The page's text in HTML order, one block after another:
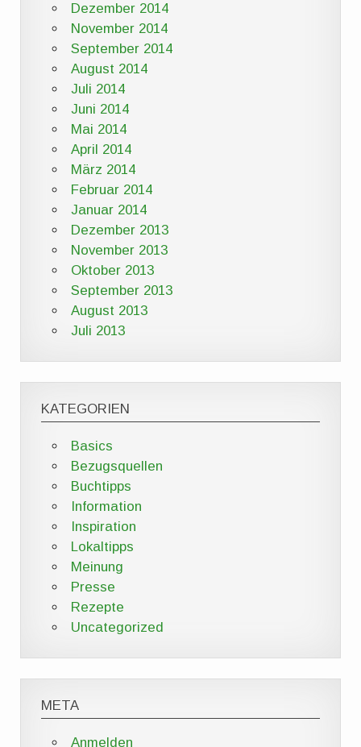
Dezember 2014
November 2014
September 2014
August 2014
Juli 2014
Juni 2014
Mai 2014
April 2014
März 2014
Februar 2014
Januar 2014
Dezember 2013
November 2013
Oktober 2013
September 2013
August 2013
Juli 2013
KATEGORIEN
Basics
Bezugsquellen
Buchtipps
Information
Inspiration
Lokaltipps
Meinung
Presse
Rezepte
Uncategorized
META
Anmelden